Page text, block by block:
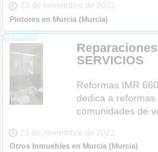
23 de noviembre de 2022
Pintores en Murcia (Murcia)
SERVICIOS
Reformas IMR
dedica a reformas
comunidades de
23 de noviembre de 2022
Otros Inmuebles en Murcia (Murcia)